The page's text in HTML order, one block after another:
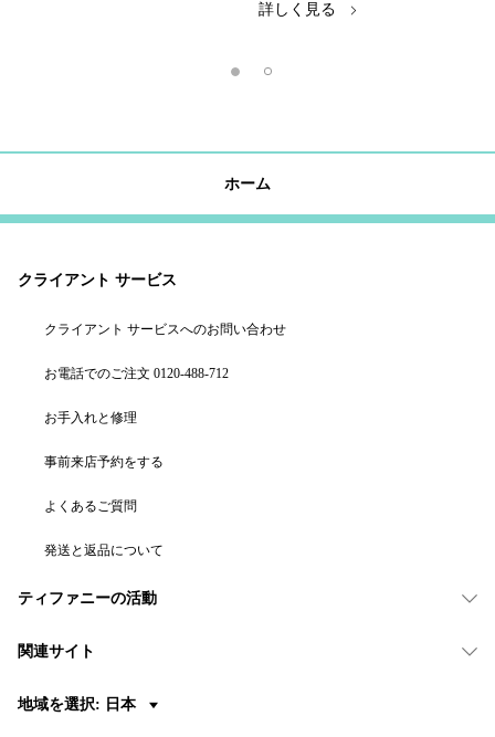
詳しく見る
ホーム
クライアント サービス
クライアント サービスへのお問い合わせ
お電話でのご注文 0120-488-712
お手入れと修理
事前来店予約をする
よくあるご質問
発送と返品について
ティファニーの活動
関連サイト
地域を選択: 日本